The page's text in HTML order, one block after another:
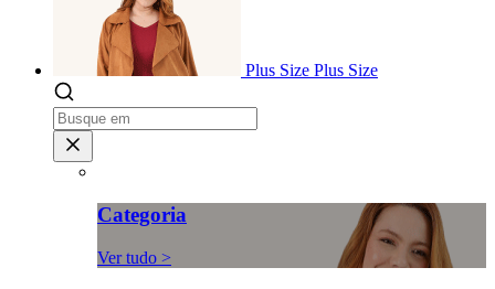
Plus Size Plus Size
Categoria
Ver tudo >